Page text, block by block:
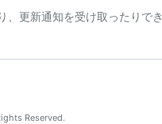
、更新通知を受け取ったりでき
Reserved.